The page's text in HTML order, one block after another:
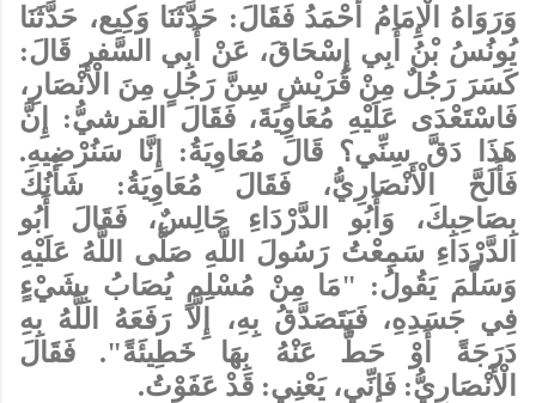
وَرَوَاهُ الْإِمَامُ أَحْمَدُ فَقَالَ: حَدَّثَنَا وَكِيع، حَدَّثَنَا
يُونُسُ بْنُ أَبِي إِسْحَاقَ، عَنْ أَبِي السَّفر قَالَ:
كَسَرَ رَجُلٌ مِنْ قُرَيْشٍ سِنَّ رَجُلٍ مِنَ الْأَنْصَارِ،
فَاسْتَعْدَى عَلَيْهِ مُعَاوِيَةَ، فَقَالَ القرشيُّ: إِنَّ
هَذَا دَقَّ سِنِّي؟ قَالَ مُعَاوِيَةُ: إِنَّا سَنُرْضِيهِ.
فَأَلَحَّ الْأَنْصَارِيُّ، فَقَالَ مُعَاوِيَةُ: شَأْنُكَ
بِصَاحِبِكَ، وَأَبُو الدَّرْدَاءِ جَالِسٌ، فَقَالَ أَبُو
الدَّرْدَاءِ سَمِعْتُ رَسُولَ اللَّهِ صَلَّى اللَّهُ عَلَيْهِ
وَسَلَّمَ يَقُولُ: "مَا مِنْ مُسْلِمٍ يُصَابُ بِشَيْءٍ
فِي جَسَدِهِ، فَيَتَصَدَّقُ بِهِ، إِلَّا رَفَعَهُ اللَّهُ بِهِ
دَرَجَةً أَوْ حَطَّ عَنْهُ بِهَا خَطِيئَةً".
فَقَالَ
الْأَنْصَارِيُّ: فَإِنِّي، يَعْنِي: قَدْ عَفَوْتُ.